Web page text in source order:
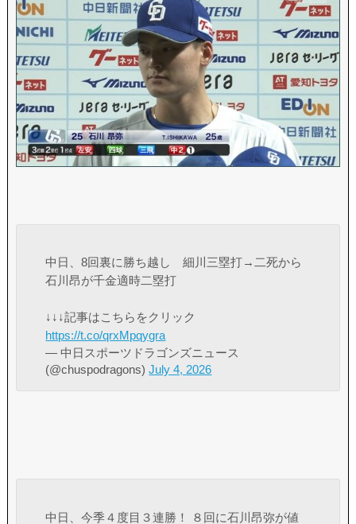
中日、8回裏に勝ち越し 細川三塁打→二死から
石川昂が千金適時二塁打
↓↓↓記事はこちらをクリック
https://t.co/qrxMpqygra
— 中日スポーツドラゴンズニュース
(@chuspodragons)July 4, 2026
中日、今季４度目３連勝！ ８回に石川昂弥が値